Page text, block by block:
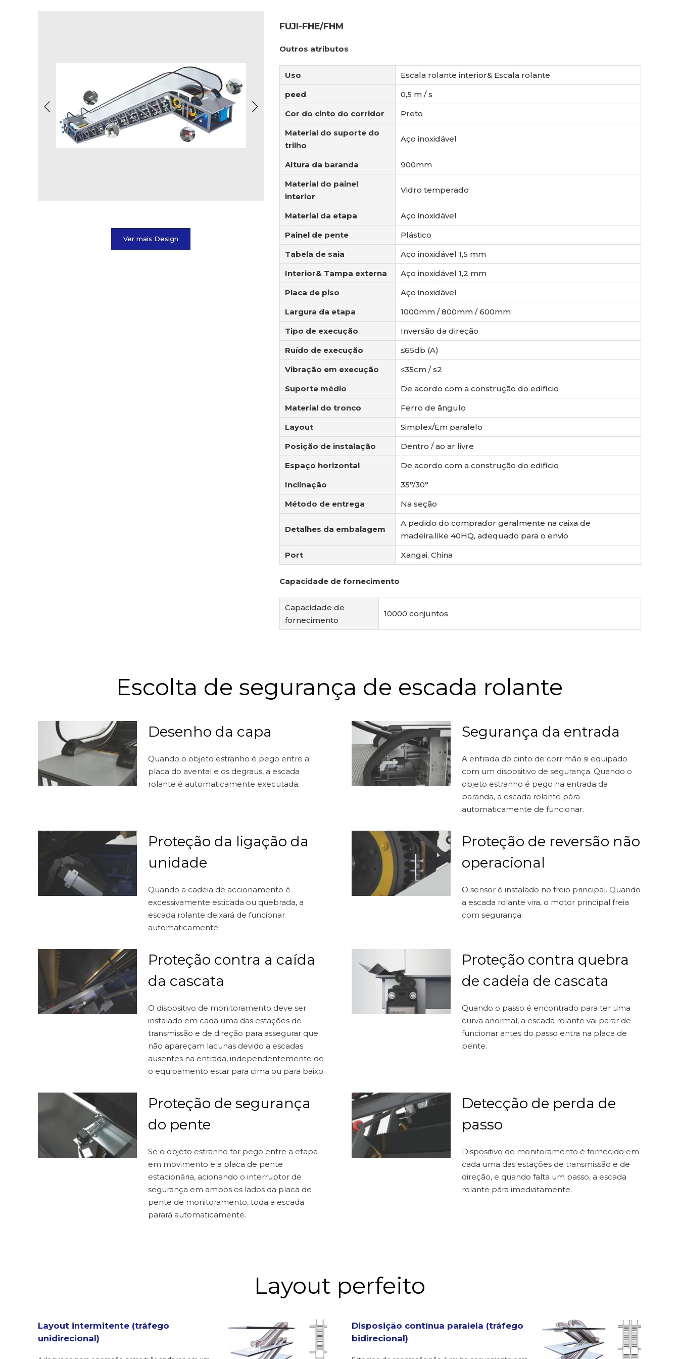
Ver mais Design
FUJI-FHE/FHM
Outros atributos
Uso
Escala rolante interior& Escala rolante
peed
0,5 m / s
Cor do cinto do corridor
Preto
Material do suporte do
trilho
Aço inoxidável
Altura da baranda
900mm
Material do painel
interior
Vidro temperado
Material da etapa
Aço inoxidável
Painel de pente
Plástico
Tabela de saia
Aço inoxidável 1,5 mm
Interior& Tampa externa
Aço inoxidável 1,2 mm
Placa de piso
Aço inoxidável
Largura da etapa
1000mm / 800mm / 600mm
Tipo de execução
Inversão da direção
Ruído de execução
≤65db (A)
Vibração em execução
≤35cm / s2
Suporte médio
De acordo com a construção do edifício
Material do tronco
Ferro de ângulo
Layout
Simplex/Em paralelo
Posição de instalação
Dentro / ao ar livre
Espaço horizontal
De acordo com a construção do edifício
Inclinação
35°/30°
Método de entrega
Na seção
Detalhes da embalagem
A pedido do comprador geralmente na caixa de
madeira.like 40HQ, adequado para o envio
Port
Xangai, China
Capacidade de fornecimento
Capacidade de
fornecimento
10000 conjuntos
Escolta de segurança de escada rolante
Desenho da capa
Quando o objeto estranho é pego entre a
placa do avental e os degraus, a escada
rolante é automaticamente executada.
Segurança da entrada
A entrada do cinto de corrimão si equipado
com um dispositivo de segurança. Quando o
objeto estranho é pego na entrada da
baranda, a escada rolante pára
automaticamente de funcionar.
Proteção da ligação da
unidade
Quando a cadeia de accionamento é
excessivamente esticada ou quebrada, a
escada rolante deixará de funcionar
automaticamente.
Proteção de reversão não
operacional
O sensor é instalado no freio principal. Quando
a escada rolante vira, o motor principal freia
com segurança.
Proteção contra a caída
da cascata
O dispositivo de monitoramento deve ser
instalado em cada uma das estações de
transmissão e de direção para assegurar que
não apareçam lacunas devido a escadas
ausentes na entrada, independentemente de
o equipamento estar para cima ou para baixo.
Proteção contra quebra
de cadeia de cascata
Quando o passo é encontrado para ter uma
curva anormal, a escada rolante vai parar de
funcionar antes do passo entra na placa de
pente.
Proteção de segurança
do pente
Se o objeto estranho for pego entre a etapa
em movimento e a placa de pente
estacionária, acionando o interruptor de
segurança em ambos os lados da placa de
pente de monitoramento, toda a escada
parará automaticamente.
Detecção de perda de
passo
Dispositivo de monitoramento é fornecido em
cada uma das estações de transmissão e de
direção, e quando falta um passo, a escada
rolante pára imediatamente.
Layout perfeito
Layout intermitente (tráfego
unidirecional)
Disposição contínua paralela (tráfego
bidirecional)